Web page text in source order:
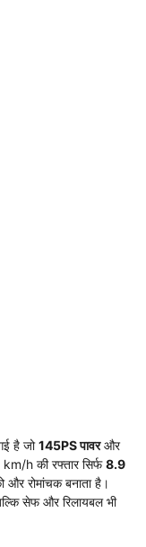
है जो145PS पावरऔर
h की रफ्तार सिर्फ8.9
और रोमांचक बनाता है।
सेफ और रिलायबल भी